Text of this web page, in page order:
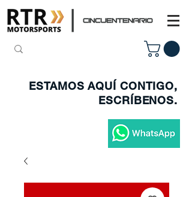
ESTAMOS AQUÍ CONTIGO,
ESCRÍBENOS.